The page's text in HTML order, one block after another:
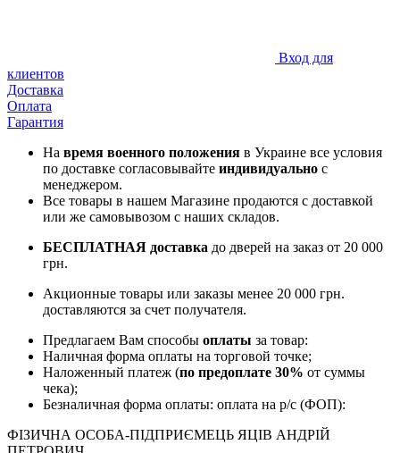
Вход для
клиентов
Доставка
Оплата
Гарантия
На время военного положения в Украине все условия
по доставке согласовывайте индивидуально с
менеджером.
Все товары в нашем Магазине продаются с доставкой
или же самовывозом с наших складов.
БЕСПЛАТНАЯ доставка до дверей на заказ от 20 000
грн.
Акционные товары или заказы менее 20 000 грн.
доставляются за счет получателя.
Предлагаем Вам способы оплаты за товар:
Наличная форма оплаты на торговой точке;
Наложенный платеж (по предоплате 30% от суммы
чека);
Безналичная форма оплаты: оплата на р/с (ФОП):
ФІЗИЧНА ОСОБА-ПІДПРИЄМЕЦЬ ЯЦІВ АНДРІЙ